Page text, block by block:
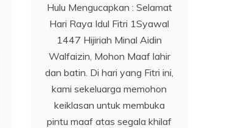
Hulu Mengucapkan : Selamat
Hari Raya Idul Fitri 1Syawal
1447 Hijiriah Minal Aidin
Walfaizin, Mohon Maaf lahir
dan batin. Di hari yang Fitri ini,
kami sekeluarga memohon
keiklasan untuk membuka
pintu maaf atas segala khilaf